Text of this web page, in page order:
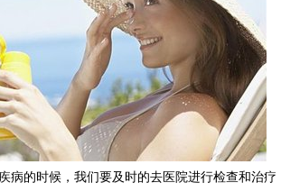
的时候，我们要及时的去医院进行检查和治疗